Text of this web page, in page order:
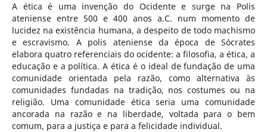
A ética é uma invenção do Ocidente e surge na Polis
ateniense entre 500 e 400 anos a.C. num momento de
lucidez na existência humana, a despeito de todo machismo
e escravismo. A polis ateniense da época de Sócrates
elabora quatro referenciais do ocidente: a filosofia, a ética, a
educação e a política. A ética é o ideal de fundação de uma
comunidade orientada pela razão, como alternativa às
comunidades fundadas na tradição, nos costumes ou na
religião. Uma comunidade ética seria uma comunidade
ancorada na razão e na liberdade, voltada para o bem
comum, para a justiça e para a felicidade individual.